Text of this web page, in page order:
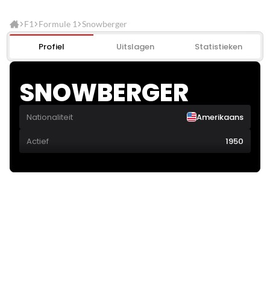
F1 Formule 1 Snowberger
Profiel Uitslagen Statistieken
SNOWBERGER
Nationaliteit Amerikaans
Actief 1950